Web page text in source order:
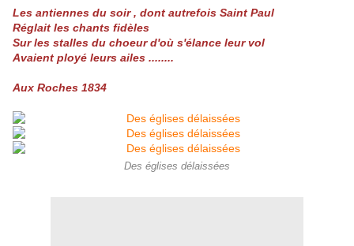
Les antiennes du soir , dont autrefois Saint Paul
Réglait les chants fidèles
Sur les stalles du choeur d'où s'élance leur vol
Avaient ployé leurs ailes ........
Aux Roches 1834
Des églises délaissées